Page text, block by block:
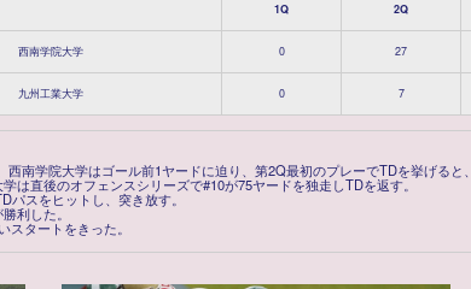
1Q 2Q
西南学院大学 0 27
九州工業大学 0 7
南学院大学はゴール前1ヤードに迫り、第2Q最初のプレーでTDを挙げると
は直後のオフェンスシリーズで#10が75ヤードを独走しTDを返す。
スをヒットし、突き放す。
利した。
タートをきった。